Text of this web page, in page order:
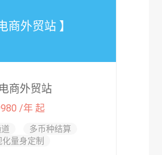
商外贸站 】
商外贸站
/年 起
多币种结算
化量身定制